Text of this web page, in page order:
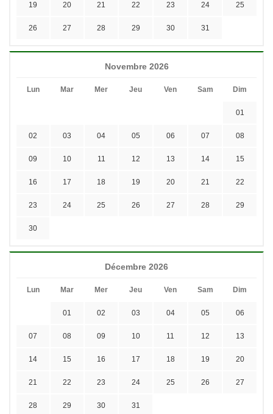
19 20 21 22 23 24 25
26 27 28 29 30 31
Novembre 2026
Lun Mar Mer Jeu Ven Sam Dim
01
02 03 04 05 06 07 08
09 10 11 12 13 14 15
16 17 18 19 20 21 22
23 24 25 26 27 28 29
30
Décembre 2026
Lun Mar Mer Jeu Ven Sam Dim
01 02 03 04 05 06
07 08 09 10 11 12 13
14 15 16 17 18 19 20
21 22 23 24 25 26 27
28 29 30 31